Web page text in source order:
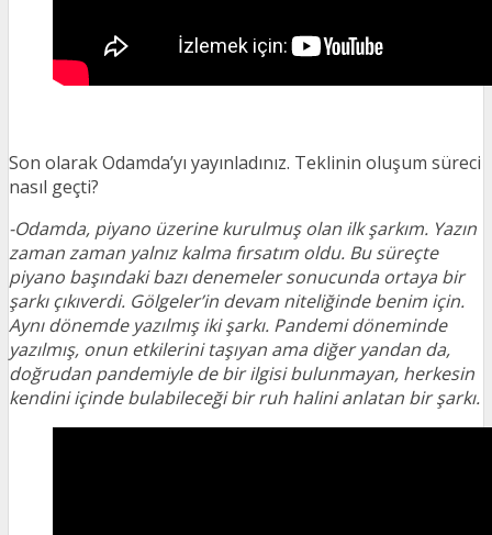
Son olarak Odamda’yı yayınladınız. Teklinin oluşum süreci
nasıl geçti?
-Odamda, piyano üzerine kurulmuş olan ilk şarkım. Yazın
zaman zaman yalnız kalma fırsatım oldu. Bu süreçte
piyano başındaki bazı denemeler sonucunda ortaya bir
şarkı çıkıverdi. Gölgeler’in devam niteliğinde benim için.
Aynı dönemde yazılmış iki şarkı. Pandemi döneminde
yazılmış, onun etkilerini taşıyan ama diğer yandan da,
doğrudan pandemiyle de bir ilgisi bulunmayan, herkesin
kendini içinde bulabileceği bir ruh halini anlatan bir şarkı.